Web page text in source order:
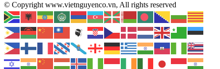
© Copyright www.vietnguyenco.vn, All rights reserved